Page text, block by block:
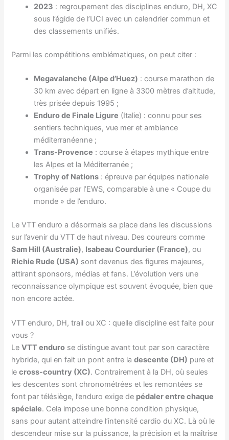
2023 : regroupement des disciplines enduro, DH, XC
sous l’égide de l’UCI avec un calendrier commun et
des classements unifiés.
Parmi les compétitions emblématiques, on peut citer :
Megavalanche (Alpe d’Huez) : course marathon de
30 km avec départ en ligne à 3300 mètres d’altitude,
très prisée depuis 1995 ;
Enduro de Finale Ligure (Italie) : connu pour ses
sentiers techniques, vue mer et ambiance
méditerranéenne ;
Trans-Provence : course à étapes mythique entre
les Alpes et la Méditerranée ;
Trophy of Nations : épreuve par équipes nationale
organisée par l’EWS, comparable à une « Coupe du
monde » de l’enduro.
Le VTT enduro a désormais sa place dans les discussions
sur l’avenir du VTT de haut niveau. Des coureurs comme
Sam Hill (Australie), Isabeau Courdurier (France), ou
Richie Rude (USA) sont devenus des figures majeures,
attirant sponsors, médias et fans. L’évolution vers une
reconnaissance olympique est souvent évoquée, bien que
non encore actée.
VTT enduro, DH, trail ou XC : quelle discipline est faite pour
vous ?
LeVTT enduro se distingue avant tout par son caractère
hybride, qui en fait un pont entre ladescente (DH) pure et
lecross-country (XC). Contrairement à la DH, où seules
les descentes sont chronométrées et les remontées se
font par télésiège, l’enduro exige de pédaler entre chaque
spéciale. Cela impose une bonne condition physique,
sans pour autant atteindre l’intensité cardio du XC. Là où le
descendeur mise sur la puissance, la précision et la maîtrise